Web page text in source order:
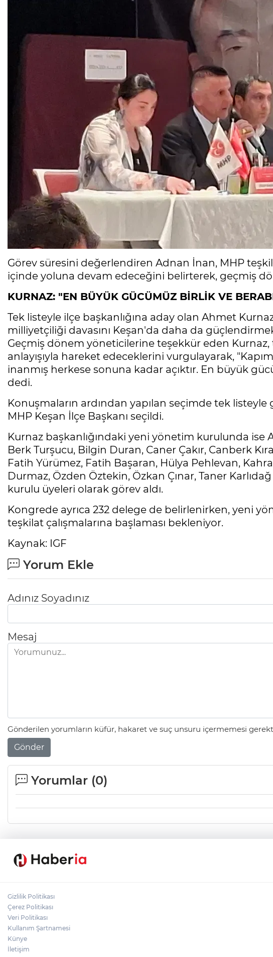
Görev süresini değerlendiren Adnan İnan, MHP
içinde yoluna devam edeceğini belirterek, geçmiş
KURNAZ: "EN BÜYÜK GÜCÜMÜZ BİRLİK VE
Tek listeyle ilçe başkanlığına aday olan Ahmet
milliyetçiliği davasını Keşan'da daha da
Geçmiş dönem yöneticilerine teşekkür eden Kurnaz,
anlayışıyla hareket edeceklerini vurgulayarak,
inanmış herkese sonuna kadar açıktır. En büyük
dedi.
Konuşmaların ardından yapılan seçimde tek
MHP Keşan İlçe Başkanı seçildi.
Kurnaz başkanlığındaki yeni yönetim kurulunda ise
Berk Turşucu, Bilgin Duran, Caner Çakır, Canberk
Fatih Yürümez, Fatih Başaran, Hülya Pehlevan,
Durmaz, Özden Öztekin, Özkan Çınar, Taner
kurulu üyeleri olarak görev aldı.
Kongrede ayrıca 232 delege de belirlenirken, yeni
teşkilat çalışmalarına başlaması bekleniyor.
Kaynak: IGF
Yorum Ekle
Adınız Soyadınız
Mesaj
Gönderilen yorumların küfür, hakaret ve suç unsuru içermemesi
Gönder
Yorumlar (0)
Gizlilik Politikası
Çerez Politikası
Veri Politikası
Kullanım Şartnamesi
Künye
İletişim